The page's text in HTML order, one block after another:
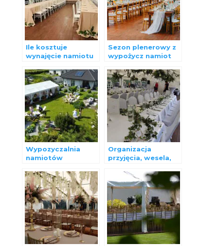
Ile kosztuje
wynajęcie namiotu
komunię.
Sezon plenerowy z
wypożycz namiot
Wypozyczalnia
namiotów
otworzyła sezon
Organizacja
przyjęcia, wesela,